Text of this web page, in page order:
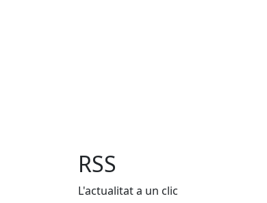
RSS
L'actualitat a un clic